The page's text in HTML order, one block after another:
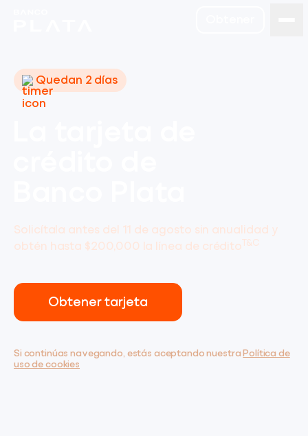
Quedan 2 días
Solicítala antes del 11 de agosto sin anualidad y
obtén hasta $200,000 la línea de crédito
T&C
Obtener tarjeta
Si continúas navegando, estás aceptando nuestra Política de
uso de cookies